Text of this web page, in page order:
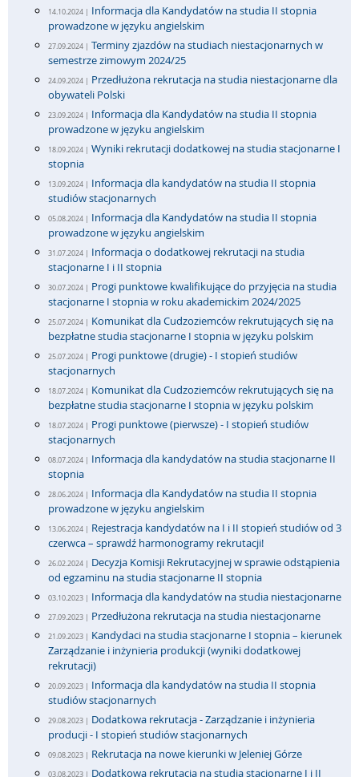
14.10.2024 | Informacja dla Kandydatów na studia II stopnia
prowadzone w języku angielskim
27.09.2024 | Terminy zjazdów na studiach niestacjonarnych w
semestrze zimowym 2024/25
24.09.2024 | Przedłużona rekrutacja na studia niestacjonarne dla
obywateli Polski
23.09.2024 | Informacja dla Kandydatów na studia II stopnia
prowadzone w języku angielskim
18.09.2024 | Wyniki rekrutacji dodatkowej na studia stacjonarne I
stopnia
13.09.2024 | Informacja dla kandydatów na studia II stopnia
studiów stacjonarnych
05.08.2024 | Informacja dla Kandydatów na studia II stopnia
prowadzone w języku angielskim
31.07.2024 | Informacja o dodatkowej rekrutacji na studia
stacjonarne I i II stopnia
30.07.2024 | Progi punktowe kwalifikujące do przyjęcia na studia
stacjonarne I stopnia w roku akademickim 2024/2025
25.07.2024 | Komunikat dla Cudzoziemców rekrutujących się na
bezpłatne studia stacjonarne I stopnia w języku polskim
25.07.2024 | Progi punktowe (drugie) - I stopień studiów
stacjonarnych
18.07.2024 | Komunikat dla Cudzoziemców rekrutujących się na
bezpłatne studia stacjonarne I stopnia w języku polskim
18.07.2024 | Progi punktowe (pierwsze) - I stopień studiów
stacjonarnych
08.07.2024 | Informacja dla kandydatów na studia stacjonarne II
stopnia
28.06.2024 | Informacja dla Kandydatów na studia II stopnia
prowadzone w języku angielskim
13.06.2024 | Rejestracja kandydatów na I i II stopień studiów od 3
czerwca – sprawdź harmonogramy rekrutacji!
26.02.2024 | Decyzja Komisji Rekrutacyjnej w sprawie odstąpienia
od egzaminu na studia stacjonarne II stopnia
03.10.2023 | Informacja dla kandydatów na studia niestacjonarne
27.09.2023 | Przedłużona rekrutacja na studia niestacjonarne
21.09.2023 | Kandydaci na studia stacjonarne I stopnia – kierunek
Zarządzanie i inżynieria produkcji (wyniki dodatkowej
rekrutacji)
20.09.2023 | Informacja dla kandydatów na studia II stopnia
studiów stacjonarnych
29.08.2023 | Dodatkowa rekrutacja - Zarządzanie i inżynieria
producji - I stopień studiów stacjonarnych
09.08.2023 | Rekrutacja na nowe kierunki w Jeleniej Górze
03.08.2023 | Dodatkowa rekrutacja na studia stacjonarne I i II